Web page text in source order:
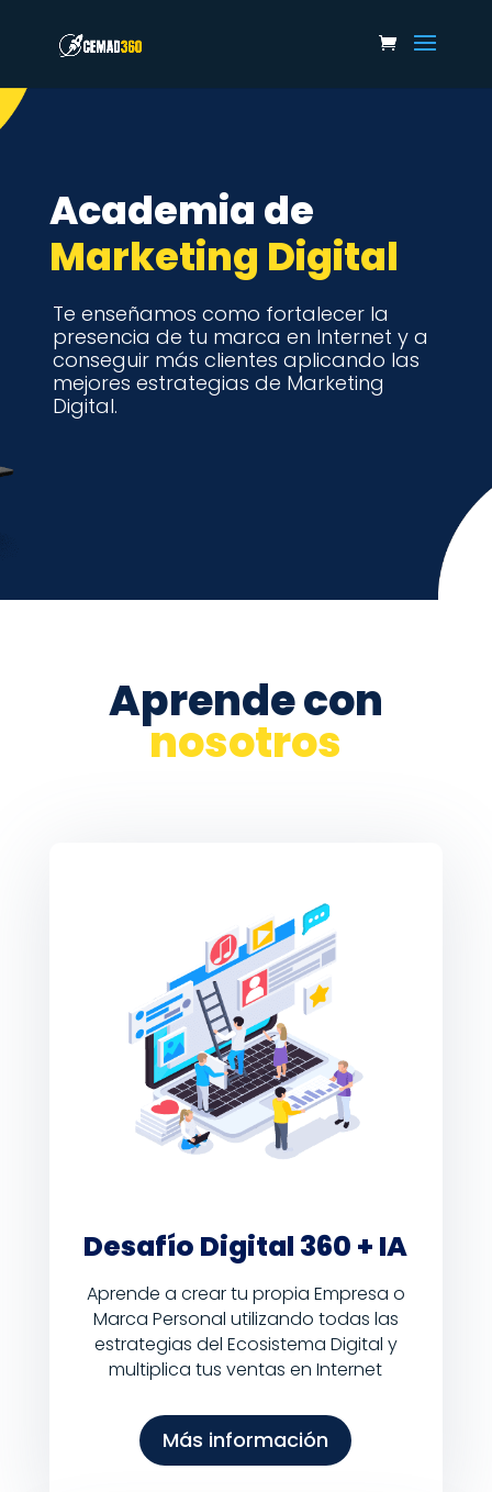
Academia de
Marketing Digital
Te enseñamos como fortalecer la
presencia de tu marca en Internet y a
conseguir más clientes aplicando las
mejores estrategias de Marketing
Digital.
Aprende con
nosotros
Desafío Digital 360 + IA
Aprende a crear tu propia Empresa o
Marca Personal utilizando todas las
estrategias del Ecosistema Digital y
multiplica tus ventas en Internet
Más información